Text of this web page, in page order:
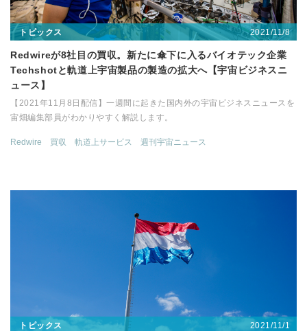
トピックス 2021/11/8
Redwireが8社目の買収。新たに傘下に入るバイオテック企業
Techshotと軌道上宇宙製品の製造の拡大へ【宇宙ビジネスニ
ュース】
【2021年11月8日配信】一週間に起きた国内外の宇宙ビジネスニュースを
宙畑編集部員がわかりやすく解説します。
Redwire 買収 軌道上サービス 週刊宇宙ニュース
トピックス 2021/11/1